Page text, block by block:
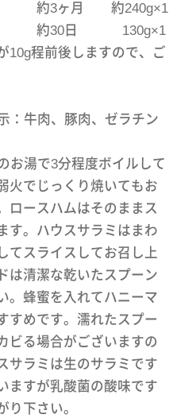
3ヶ月 約240g×1
約30日 130g×1
程前後しますので、ご
：牛肉、豚肉、ゼラチン
湯で3分程度ボイルして
火でじっくり焼いてもお
ロースハムはそのままス
す。ハウスサラミはまわ
てスライスしてお召し上
は清潔な乾いたスプーン
。蜂蜜を入れてハニーマ
すめです。濡れたスプー
ビる場合がございますの
サラミは生のサラミです
ますが乳酸菌の酸味です
り下さい。